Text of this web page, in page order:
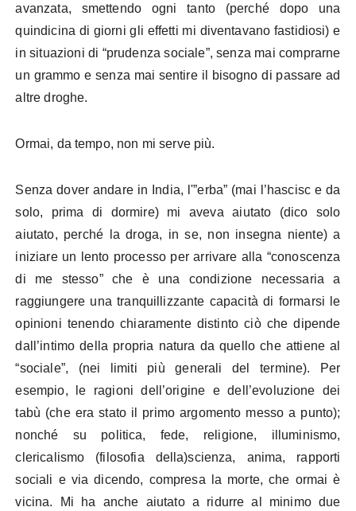
avanzata, smettendo ogni tanto (perché dopo una
quindicina di giorni gli effetti mi diventavano fastidiosi) e
in situazioni di “prudenza sociale”, senza mai comprarne
un grammo e senza mai sentire il bisogno di passare ad
altre droghe.
Ormai, da tempo, non mi serve più.
Senza dover andare in India, l'”erba” (mai l’hascisc e da
solo, prima di dormire) mi aveva aiutato (dico solo
aiutato, perché la droga, in se, non insegna niente) a
iniziare un lento processo per arrivare alla “conoscenza
di me stesso” che è una condizione necessaria a
raggiungere una tranquillizzante capacità di formarsi le
opinioni tenendo chiaramente distinto ciò che dipende
dall’intimo della propria natura da quello che attiene al
“sociale”, (nei limiti più generali del termine). Per
esempio, le ragioni dell’origine e dell’evoluzione dei
tabù (che era stato il primo argomento messo a punto);
nonché su politica, fede, religione, illuminismo,
clericalismo (filosofia della)scienza, anima, rapporti
sociali e via dicendo, compresa la morte, che ormai è
vicina. Mi ha anche aiutato a ridurre al minimo due